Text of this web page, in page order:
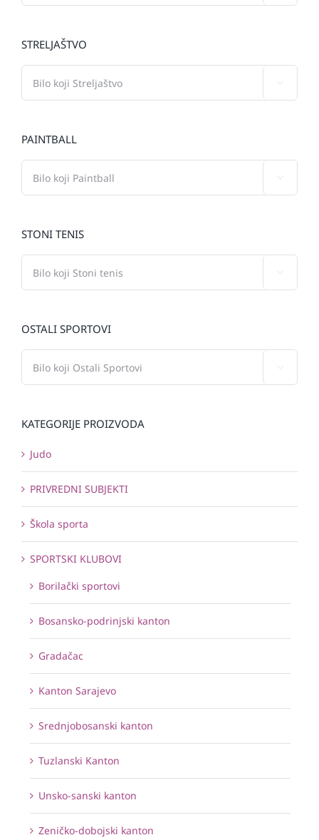
STRELJAŠTVO
PAINTBALL
STONI TENIS
OSTALI SPORTOVI
KATEGORIJE PROIZVODA
Judo
PRIVREDNI SUBJEKTI
Škola sporta
SPORTSKI KLUBOVI
Borilački sportovi
Bosansko-podrinjski kanton
Gradačac
Kanton Sarajevo
Srednjobosanski kanton
Tuzlanski Kanton
Unsko-sanski kanton
Zeničko-dobojski kanton